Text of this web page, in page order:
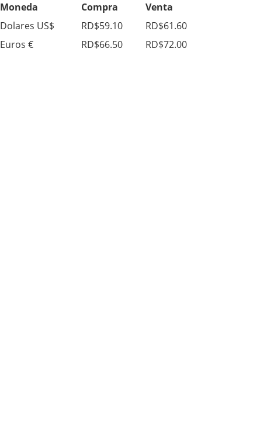
Moneda Compra
Venta
Dolares US$
RD$59.10
RD$61.60
Euros €
RD$66.50 RD$72.00